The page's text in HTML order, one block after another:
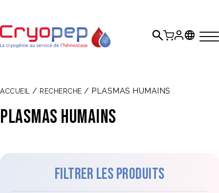
ACCUEIL / RECHERCHE / PLASMAS HUMAINS
PLASMAS HUMAINS
Filtrer les produits